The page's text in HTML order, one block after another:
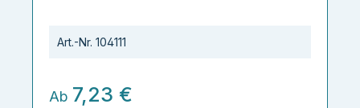
Art.-Nr. 104111
Ab 7,23 €